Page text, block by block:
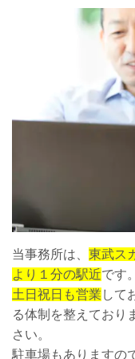
当事務所は、 東武ス
より１分の駅近です。
土日祝日も営業 して
る体制を整えてお
さい。
駐車場もありますの